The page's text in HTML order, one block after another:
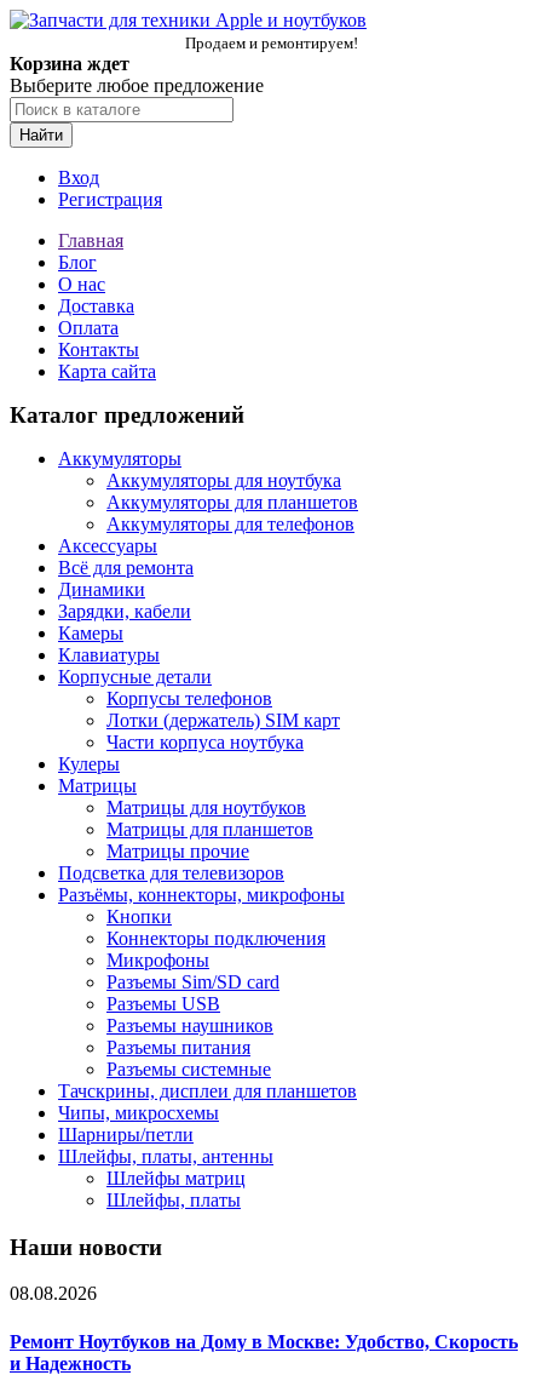
Продаем и ремонтируем!
Корзина ждет
Выберите любое предложение
Найти
Вход
Регистрация
Главная
Блог
О нас
Доставка
Оплата
Контакты
Карта сайта
Каталог предложений
Аккумуляторы
Аккумуляторы для ноутбука
Аккумуляторы для планшетов
Аккумуляторы для телефонов
Аксессуары
Всё для ремонта
Динамики
Зарядки, кабели
Камеры
Клавиатуры
Корпусные детали
Корпусы телефонов
Лотки (держатель) SIM карт
Части корпуса ноутбука
Кулеры
Матрицы
Матрицы для ноутбуков
Матрицы для планшетов
Матрицы прочие
Подсветка для телевизоров
Разъёмы, коннекторы, микрофоны
Кнопки
Коннекторы подключения
Микрофоны
Разъемы Sim/SD card
Разъемы USB
Разъемы наушников
Разъемы питания
Разъемы системные
Тачскрины, дисплеи для планшетов
Чипы, микросхемы
Шарниры/петли
Шлейфы, платы, антенны
Шлейфы матриц
Шлейфы, платы
Наши новости
08.08.2026
Ремонт Ноутбуков на Дому в Москве: Удобство, Скорость
и Надежность